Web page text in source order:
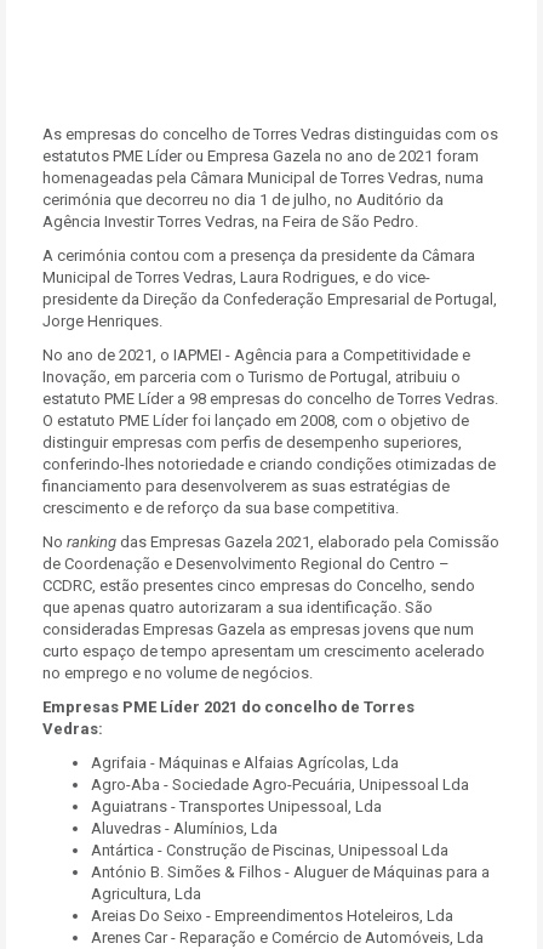
As empresas do concelho de Torres Vedras distinguidas com os
estatutos PME Líder ou Empresa Gazela no ano de 2021 foram
homenageadas pela Câmara Municipal de Torres Vedras, numa
cerimónia que decorreu no dia 1 de julho, no Auditório da
Agência Investir Torres Vedras, na Feira de São Pedro.
A cerimónia contou com a presença da presidente da Câmara
Municipal de Torres Vedras, Laura Rodrigues, e do vice-
presidente da Direção da Confederação Empresarial de Portugal,
Jorge Henriques.
No ano de 2021, o IAPMEI - Agência para a Competitividade e
Inovação, em parceria com o Turismo de Portugal, atribuiu o
estatuto PME Líder a 98 empresas do concelho de Torres Vedras.
O estatuto PME Líder foi lançado em 2008, com o objetivo de
distinguir empresas com perfis de desempenho superiores,
conferindo-lhes notoriedade e criando condições otimizadas de
financiamento para desenvolverem as suas estratégias de
crescimento e de reforço da sua base competitiva.
No ranking das Empresas Gazela 2021, elaborado pela Comissão
de Coordenação e Desenvolvimento Regional do Centro –
CCDRC, estão presentes cinco empresas do Concelho, sendo
que apenas quatro autorizaram a sua identificação. São
consideradas Empresas Gazela as empresas jovens que num
curto espaço de tempo apresentam um crescimento acelerado
no emprego e no volume de negócios.
Empresas PME Líder 2021 do concelho de Torres
Vedras:
Agrifaia - Máquinas e Alfaias Agrícolas, Lda
Agro-Aba - Sociedade Agro-Pecuária, Unipessoal Lda
Aguiatrans - Transportes Unipessoal, Lda
Aluvedras - Alumínios, Lda
Antártica - Construção de Piscinas, Unipessoal Lda
António B. Simões & Filhos - Aluguer de Máquinas para a
Agricultura, Lda
Areias Do Seixo - Empreendimentos Hoteleiros, Lda
Arenes Car - Reparação e Comércio de Automóveis, Lda